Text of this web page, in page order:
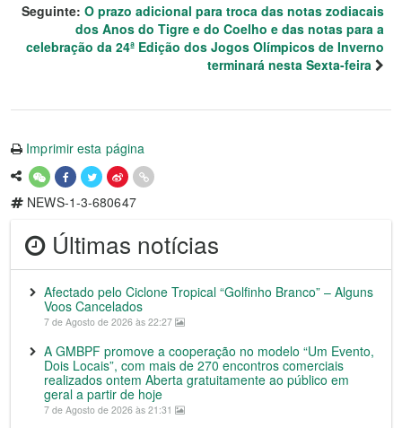
Seguinte: O prazo adicional para troca das notas zodiacais
dos Anos do Tigre e do Coelho e das notas para a
celebração da 24ª Edição dos Jogos Olímpicos de Inverno
terminará nesta Sexta-feira
Imprimir esta página
NEWS-1-3-680647
Últimas notícias
Afectado pelo Ciclone Tropical “Golfinho Branco” – Alguns
Voos Cancelados
7 de Agosto de 2026 às 22:27
A GMBPF promove a cooperação no modelo “Um Evento,
Dois Locais”, com mais de 270 encontros comerciais
realizados ontem Aberta gratuitamente ao público em
geral a partir de hoje
7 de Agosto de 2026 às 21:31